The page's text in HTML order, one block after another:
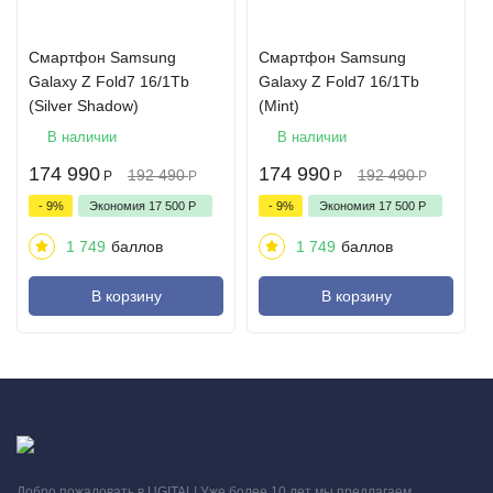
Смартфон Samsung
Galaxy Z Fold7 16/1Tb
(Silver Shadow)
В наличии
174 990 Р 192 490 Р
- 9% Экономия 17 500 Р
1 749 баллов
В корзину
Смартфон Samsung
Galaxy Z Fold7 16/1Tb
(Mint)
В наличии
174 990 Р 192 490 Р
- 9% Экономия 17 500 Р
1 749 баллов
В корзину